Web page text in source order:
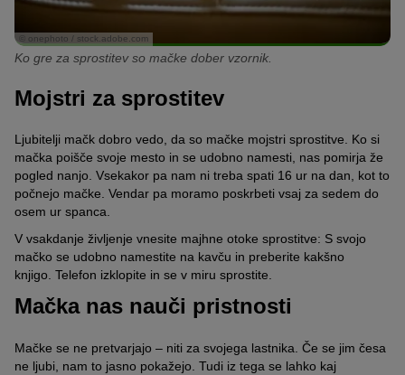
© onephoto / stock.adobe.com
Ko gre za sprostitev so mačke dober vzornik.
Mojstri za sprostitev
Ljubitelji mačk dobro vedo, da so mačke mojstri sprostitve. Ko si
mačka poišče svoje mesto in se udobno namesti, nas pomirja že
pogled nanjo. Vsekakor pa nam ni treba spati 16 ur na dan, kot to
počnejo mačke. Vendar pa moramo poskrbeti vsaj za sedem do
osem ur spanca.
V vsakdanje življenje vnesite majhne otoke sprostitve: S svojo
mačko se udobno namestite na kavču in preberite kakšno
knjigo. Telefon izklopite in se v miru sprostite.
Mačka nas nauči pristnosti
Mačke se ne pretvarjajo – niti za svojega lastnika. Če se jim česa
ne ljubi, nam to jasno pokažejo. Tudi iz tega se lahko kaj